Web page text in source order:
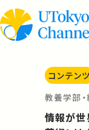
コンテンツ
教養学部
情報が世